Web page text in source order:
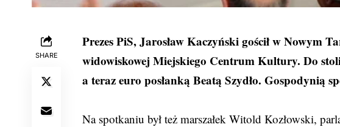
SHARE
Prezes PiS, Jarosław Kaczyński gościł w Nowym
widowiskowej Miejskiego Centrum Kultury. Do
a teraz euro posłanką Beatą Szydło. Gospodynią
Na spotkaniu był też marszałek Witold Kozłowski,